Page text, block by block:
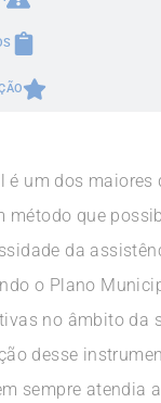
um dos
que
da
o Plano
no âmbito da
desse
sempre atendia